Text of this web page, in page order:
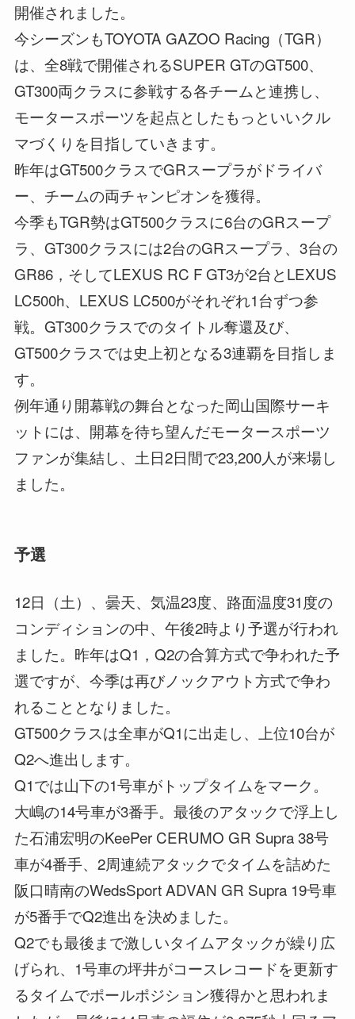
開催されました。
今シーズンもTOYOTA GAZOO Racing（TGR）
は、全8戦で開催されるSUPER GTのGT500、
GT300両クラスに参戦する各チームと連携し、
モータースポーツを起点としたもっといいクル
マづくりを目指していきます。
昨年はGT500クラスでGRスープラがドライバ
ー、チームの両チャンピオンを獲得。
今季もTGR勢はGT500クラスに6台のGRスープ
ラ、GT300クラスには2台のGRスープラ、3台の
GR86，そしてLEXUS RC F GT3が2台とLEXUS
LC500h、LEXUS LC500がそれぞれ1台ずつ参
戦。GT300クラスでのタイトル奪還及び、
GT500クラスでは史上初となる3連覇を目指しま
す。
例年通り開幕戦の舞台となった岡山国際サーキ
ットには、開幕を待ち望んだモータースポーツ
ファンが集結し、土日2日間で23,200人が来場し
ました。
予選
12日（土）、曇天、気温23度、路面温度31度の
コンディションの中、午後2時より予選が行われ
ました。昨年はQ1，Q2の合算方式で争われた予
選ですが、今季は再びノックアウト方式で争わ
れることとなりました。
GT500クラスは全車がQ1に出走し、上位10台が
Q2へ進出します。
Q1では山下の1号車がトップタイムをマーク。
大嶋の14号車が3番手。最後のアタックで浮上し
た石浦宏明のKeePer CERUMO GR Supra 38号
車が4番手、2周連続アタックでタイムを詰めた
阪口晴南のWedsSport ADVAN GR Supra 19号車
が5番手でQ2進出を決めました。
Q2でも最後まで激しいタイムアタックが繰り広
げられ、1号車の坪井がコースレコードを更新す
るタイムでポールポジション獲得かと思われま